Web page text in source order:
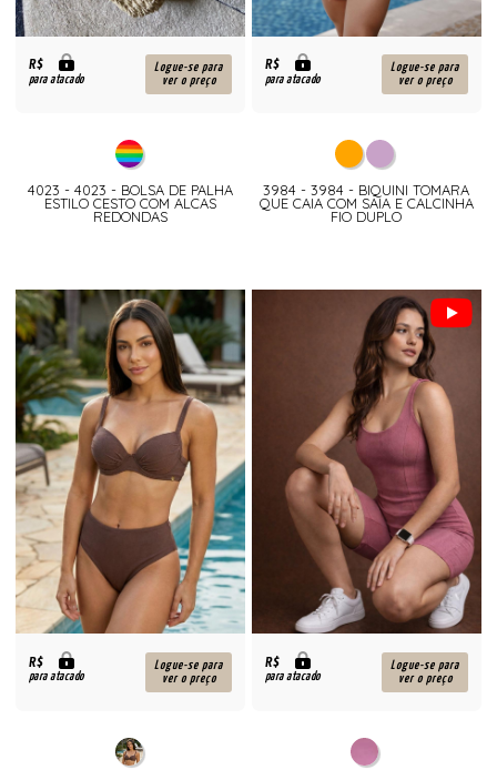
R$
para atacado
Logue-se para
ver o preço
4023 - 4023 - BOLSA DE PALHA
ESTILO CESTO COM ALCAS
REDONDAS
R$
para atacado
Logue-se para
ver o preço
3984 - 3984 - BIQUINI TOMARA
QUE CAIA COM SAIA E CALCINHA
FIO DUPLO
R$
para atacado
Logue-se para
ver o preço
R$
para atacado
Logue-se para
ver o preço